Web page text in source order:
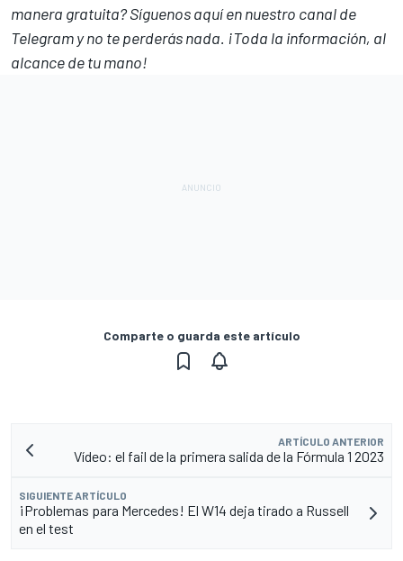
manera gratuita? Síguenosaquí en nuestro canal de
Telegramy no te perderás nada. ¡Toda la información, al
alcance de tu mano!
Comparte o guarda este artículo
ARTÍCULO ANTERIOR
Vídeo: el fail de la primera salida de la Fórmula 1 2023
SIGUIENTE ARTÍCULO
¡Problemas para Mercedes! El W14 deja tirado a Russell
en el test